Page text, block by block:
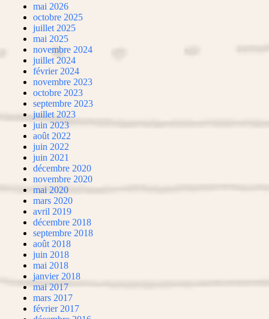
mai 2026
octobre 2025
juillet 2025
mai 2025
novembre 2024
juillet 2024
février 2024
novembre 2023
octobre 2023
septembre 2023
juillet 2023
juin 2023
août 2022
juin 2022
juin 2021
décembre 2020
novembre 2020
mai 2020
mars 2020
avril 2019
décembre 2018
septembre 2018
août 2018
juin 2018
mai 2018
janvier 2018
mai 2017
mars 2017
février 2017